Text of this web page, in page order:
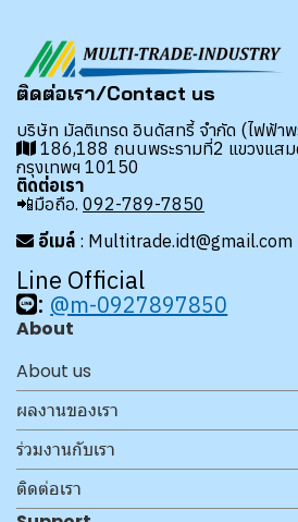
ติดต่อเรา/Contact us
บริษัท มัลติเทรด อินดัสทรี้ จำกัด (ไฟฟ้าพ
186,188 ถนนพระรามที่2 แขวงแสม
กรุงเทพฯ 10150
ติดต่อเรา
📲มือถือ. 092-789-7850
อีเมล์ : Multitrade.idt@gmail.com
Line Official
: @m-0927897850
About
About us
ผลงานของเรา
ร่วมงานกับเรา
ติดต่อเรา